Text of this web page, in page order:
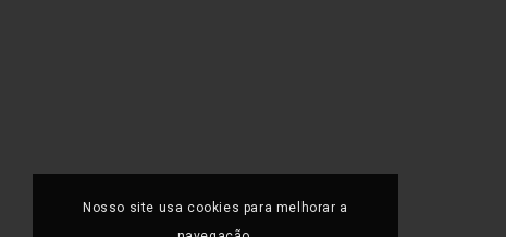
Nosso site usa cookies para melhorar a